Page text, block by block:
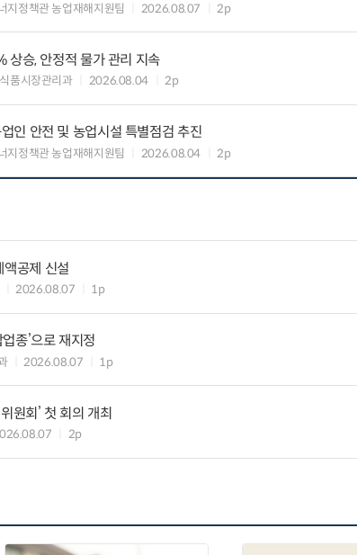
지정책관 농업재해지원팀 2026.08.07 2p
상승, 안정적 물가 관리 지속
품시장관리과 2026.08.04 2p
인 안전 및 농업시설 특별점검 추진
지정책관 농업재해지원팀 2026.08.04 2p
공제 신설
2026.08.07 1p
종’으로 재지정
2026.08.07 1p
원회’ 첫 회의 개최
2p